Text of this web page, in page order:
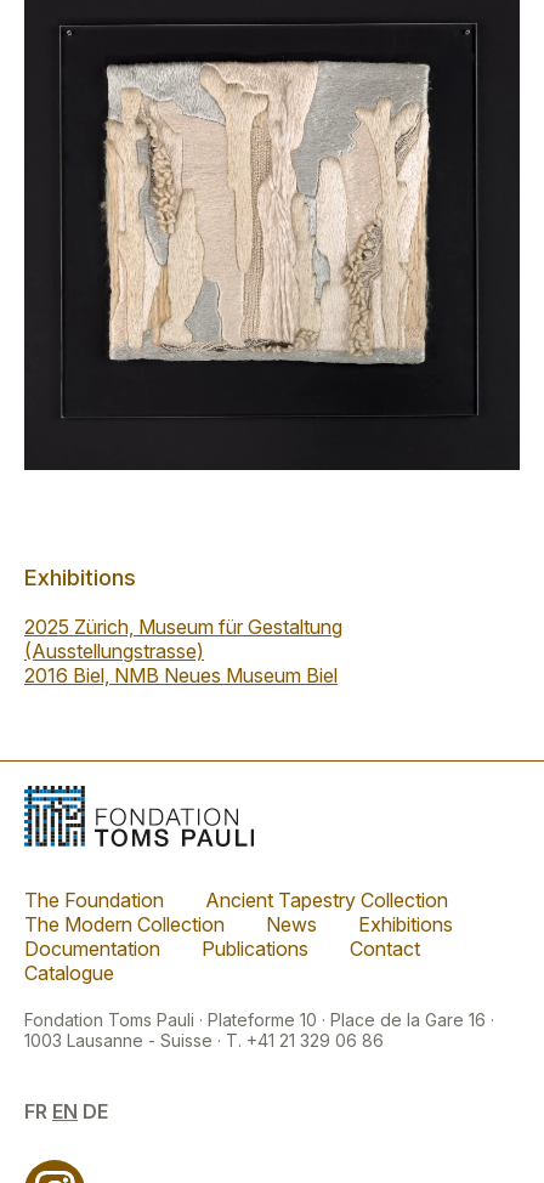
Exhibitions
2025 Zürich, Museum für Gestaltung
(Ausstellungstrasse)
2016 Biel, NMB Neues Museum Biel
The Foundation
Ancient Tapestry Collection
The Modern Collection
News
Exhibitions
Documentation
Publications
Contact
Catalogue
Fondation Toms Pauli · Plateforme 10 · Place de la Gare 16 ·
1003 Lausanne - Suisse · T. +41 21 329 06 86
FR EN DE